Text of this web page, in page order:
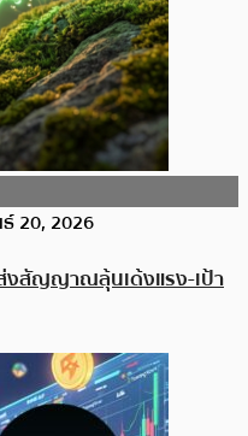
20, 2026
งสัญญาณลุ้นเด้งแรง-เป้า